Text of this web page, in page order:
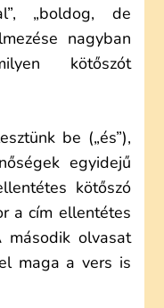
„boldog, de
nagyban
kötőszót
be („és”),
egyidejű
kötőszó
a cím ellentétes
második olvasat
maga a vers is